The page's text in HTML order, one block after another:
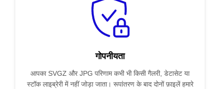
गोपनीयता
आपका SVGZ और JPG परिणाम कभी भी किसी गैलरी, डेटासेट या
स्टॉक लाइब्रेरी में नहीं जोड़ा जाता। रूपांतरण के बाद दोनों फ़ाइलें हमारे